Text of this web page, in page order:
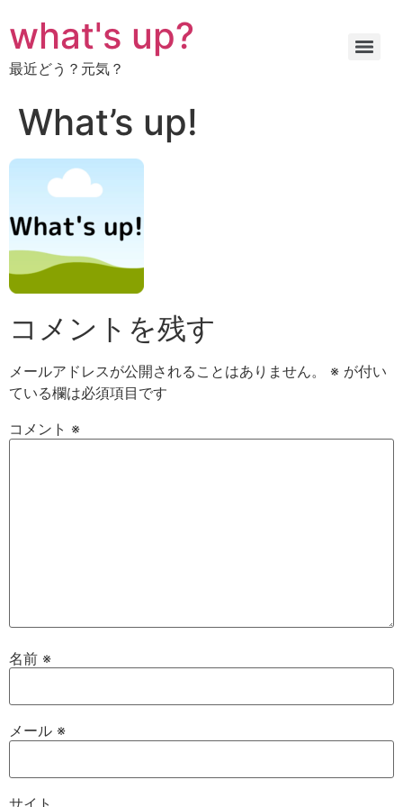
ン
ン
キ
what's up?
最近どう？元気？
What’s up!
コメントを残す
メールアドレスが公開されることはありません。 ※ が付い
ている欄は必須項目です
コメント ※
名前 ※
メール ※
サイト